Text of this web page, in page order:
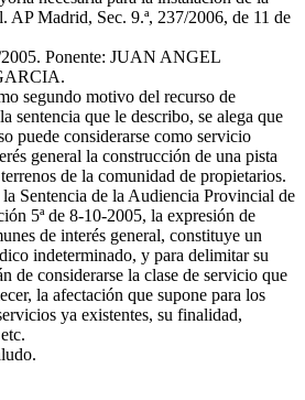
AP Madrid, Sec. 9.ª, 237/2006, de 11 de
Ponente: JUAN ANGEL
segundo motivo del recurso de
sentencia que le describo, se alega que
puede considerarse como servicio
general la construcción de una pista
de la comunidad de propietarios.
Sentencia de la Audiencia Provincial de
5ª de 8-10-2005, la expresión de
de interés general, constituye un
indeterminado, y para delimitar su
de considerarse la clase de servicio que
la afectación que supone para los
ya existentes, su finalidad,